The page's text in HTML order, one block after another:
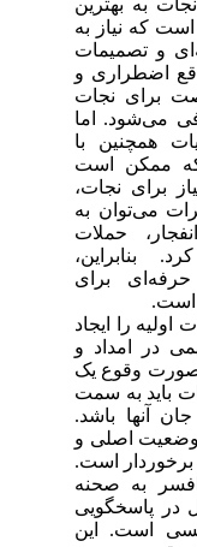
که نیاز به
و تصمیمات
اضطراری و
برای نجات
می‌شود. اما
همچنین با
ممکن است
برای نجات،
می‌توان به
حملات
بنابراین،
برای
را ایجاد
در امداد و
صورت وقوع یک
باید به سمت
آنها باشد.
اصلی و
است.
به صحنه
پاسخگویی
است. این